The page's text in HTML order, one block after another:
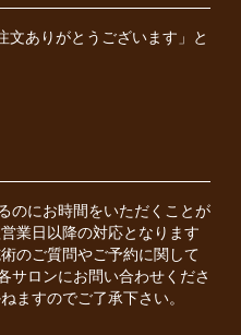
文ありがとうございます」と
のにお時間をいただくことが
業日以降の対応となります
のご質問やご予約に関して
サロンにお問い合わせくださ
ますのでご了承下さい。